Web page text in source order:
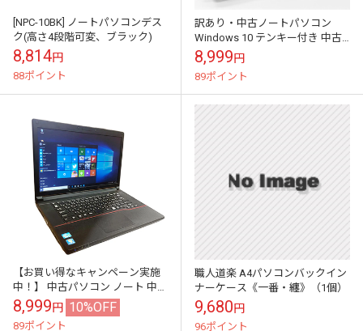
[NPC-10BK] ノートパソコンデス
ク(高さ4段階可変、ブラック)
8,814円
88ポイント
訳あり・中古ノートパソコン
Windows 10 テンキー付き 中古
パソコン HP Probook 6550b
Celeron P...
8,999円
89ポイント
【お買い得なキャンペーン実施
中！】 中古パソコン ノート 中古
ノートパソコン Windows10 SSD
換装対応 FUJITSU...
8,999円 10%OFF
89ポイント
職人道楽 A4パソコンバックイン
ナーケース《一番・纏》（1個）
9,680円
96ポイント